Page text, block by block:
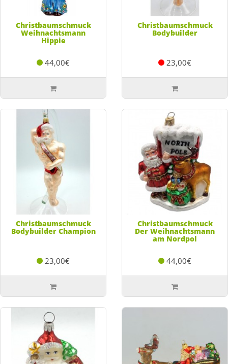
Christbaumschmuck
Weihnachtsmann
Hippie
44,00€
Christbaumschmuck
Bodybuilder
23,00€
Christbaumschmuck
Bodybuilder Champion
23,00€
Christbaumschmuck
Der Weihnachtsmann
am Nordpol
44,00€